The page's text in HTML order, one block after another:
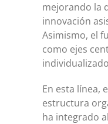
mejorando la
innovación
Asimismo, el
como ejes
En esta línea,
estructura
ha integrado